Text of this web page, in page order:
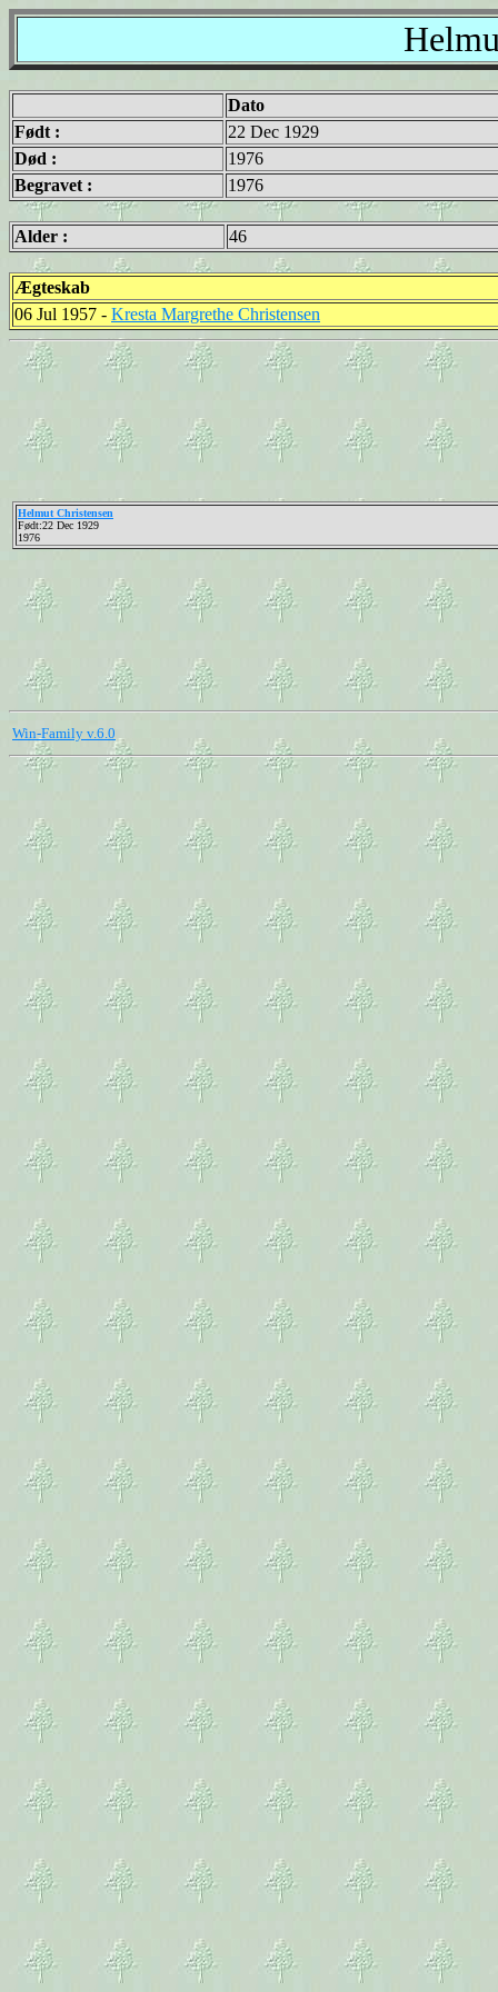
Dato
Født :
22 Dec 1929
Død :
1976
Begravet :
1976
Alder : 46
Ægteskab
06 Jul 1957 - Kresta Margrethe Christensen
Helmut Christensen
Født:22 Dec 1929
1976
Win-Family v.6.0